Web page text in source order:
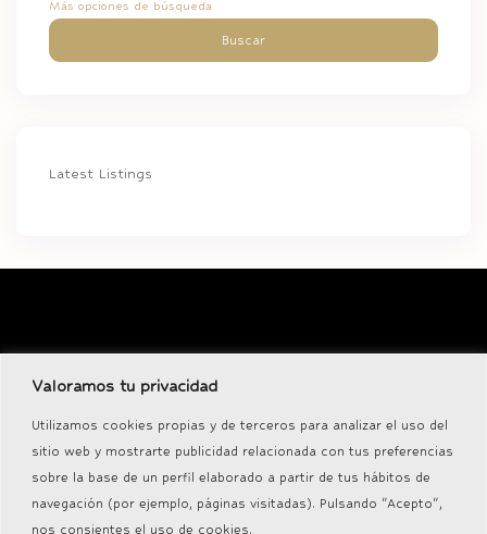
Valoramos tu privacidad
Utilizamos cookies propias y de terceros para analizar el uso del
sitio web y mostrarte publicidad relacionada con tus preferencias
sobre la base de un perfil elaborado a partir de tus hábitos de
navegación (por ejemplo, páginas visitadas). Pulsando "Acepto",
nos consientes el uso de cookies.
Más opciones de búsqueda
Buscar
Latest Listings
inversión y proyectos comerciales.
Novedades